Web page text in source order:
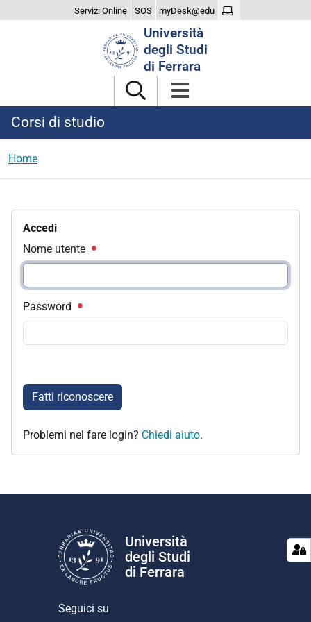
Servizi Online SOS myDesk@edu
Università
degli Studi
di Ferrara
Corsi di studio
Home
Accedi
Nome utente
Password
Fatti riconoscere
Problemi nel fare login? Chiedi aiuto.
Università
degli Studi
di Ferrara
Seguici su